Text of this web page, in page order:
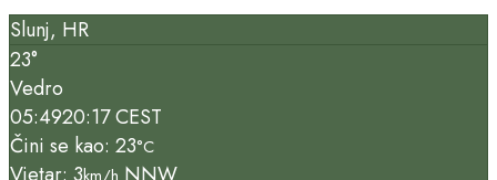
Slunj, HR
23°
Vedro
05:4920:17 CEST
Čini se kao: 23°C
Vjetar: 3km/h NNW